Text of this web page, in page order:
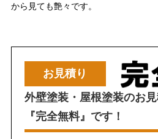
から見ても艶々です。
お見積り
外壁塗装・屋根塗装のお
『完全無料』です！